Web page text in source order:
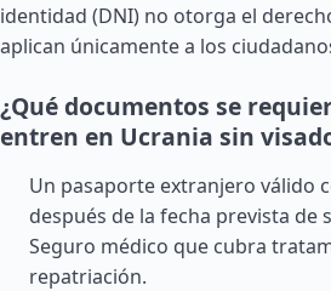
identidad (DNI) no otorga el
aplican únicamente a los
¿Qué documentos se
entren en Ucrania sin
Un pasaporte extranjero válido
después de la fecha prevista de
Seguro médico que cubra
repatriación.